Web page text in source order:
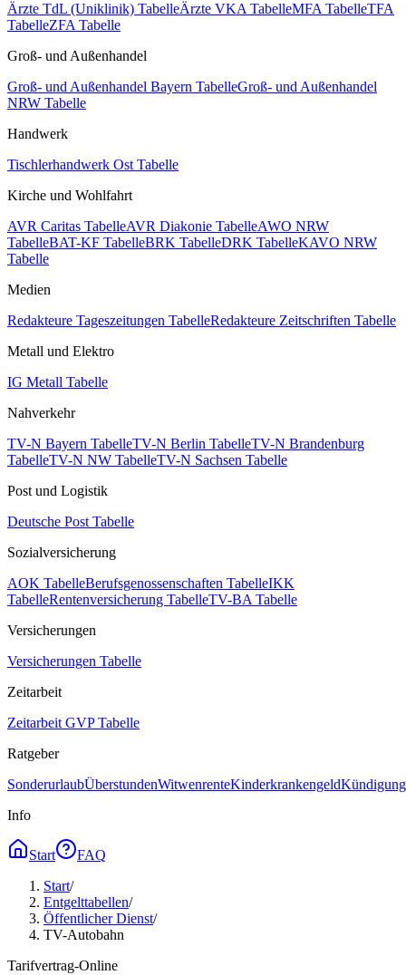
Ärzte TdL (Uniklinik) TabelleÄrzte VKA TabelleMFA TabelleTFA
TabelleZFA Tabelle
Groß- und Außenhandel
Groß- und Außenhandel Bayern TabelleGroß- und Außenhandel
NRW Tabelle
Handwerk
Tischlerhandwerk Ost Tabelle
Kirche und Wohlfahrt
AVR Caritas TabelleAVR Diakonie TabelleAWO NRW
TabelleBAT-KF TabelleBRK TabelleDRK TabelleKAVO NRW
Tabelle
Medien
Redakteure Tageszeitungen TabelleRedakteure Zeitschriften Tabelle
Metall und Elektro
IG Metall Tabelle
Nahverkehr
TV-N Bayern TabelleTV-N Berlin TabelleTV-N Brandenburg
TabelleTV-N NW TabelleTV-N Sachsen Tabelle
Post und Logistik
Deutsche Post Tabelle
Sozialversicherung
AOK TabelleBerufsgenossenschaften TabelleIKK
TabelleRentenversicherung TabelleTV-BA Tabelle
Versicherungen
Versicherungen Tabelle
Zeitarbeit
Zeitarbeit GVP Tabelle
Ratgeber
SonderurlaubÜberstundenWitwenrenteKinderkrankengeld
Info
Start
FAQ
Start/
Entgelttabellen/
Öffentlicher Dienst/
TV-Autobahn
Tarifvertrag-Online